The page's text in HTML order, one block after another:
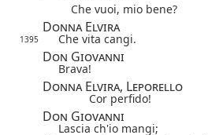
Che vuoi, mio bene?
Donna Elvira
1395 Che vita cangi.
Don Giovanni
Brava!
Donna Elvira, Leporello
Cor perfido!
Don Giovanni
Lascia ch'io mangi;